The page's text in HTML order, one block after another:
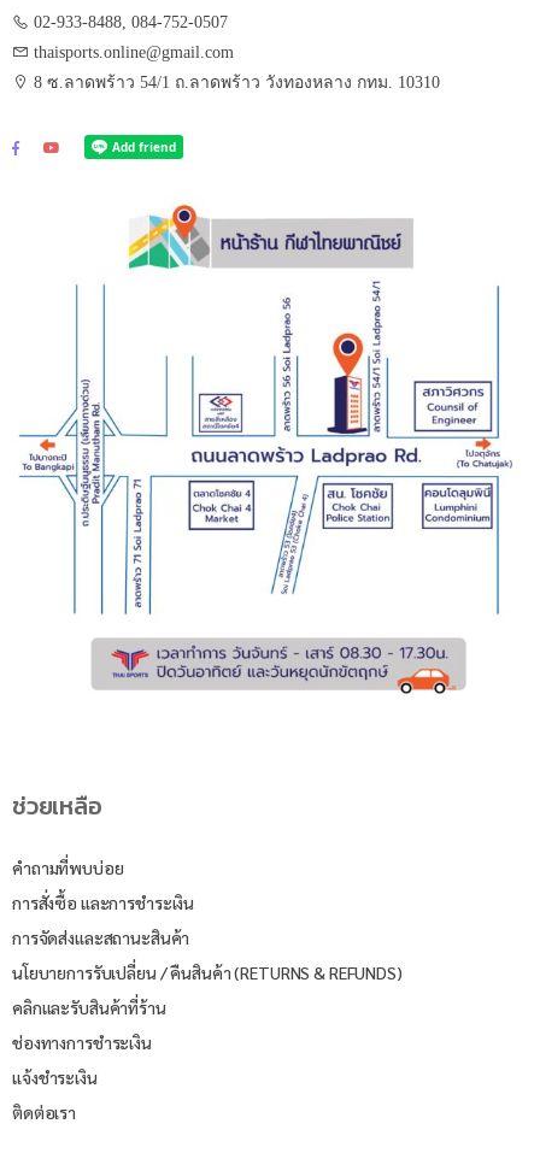
02-933-8488, 084-752-0507
thaisports.online@gmail.com
8 ซ.ลาดพร้าว 54/1 ถ.ลาดพร้าว วังทองหลาง กทม. 10310
ช่วยเหลือ
คำถามที่พบบ่อย
การสั่งซื้อ และการชำระเงิน
การจัดส่งและสถานะสินค้า
นโยบายการรับเปลี่ยน / คืนสินค้า (RETURNS & REFUNDS)
คลิกและรับสินค้าที่ร้าน
ช่องทางการชำระเงิน
แจ้งชำระเงิน
ติดต่อเรา